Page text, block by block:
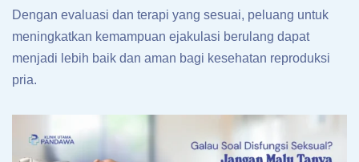
Dengan evaluasi dan terapi yang sesuai, peluang untuk
meningkatkan kemampuan ejakulasi berulang dapat
menjadi lebih baik dan aman bagi kesehatan reproduksi
pria.